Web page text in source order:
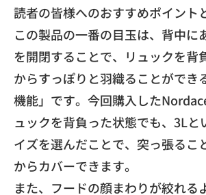
読者の皆様へのおすすめポイント
​この製品の一番の目玉は、 背中に
を開閉することで、 リュックを背
からすっぽりと羽織ることができ
機能」です。 今回購入した
ュックを背負った状態でも、3Lと
イズを選んだことで、 突っ張るこ
からカバーできます。
また、フードの顔まわりが絞れる